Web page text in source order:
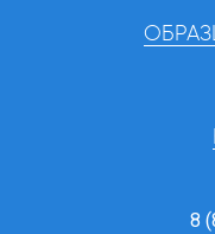
8